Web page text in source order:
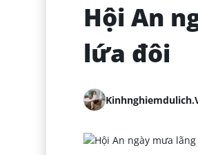
Hội An
lứa đôi